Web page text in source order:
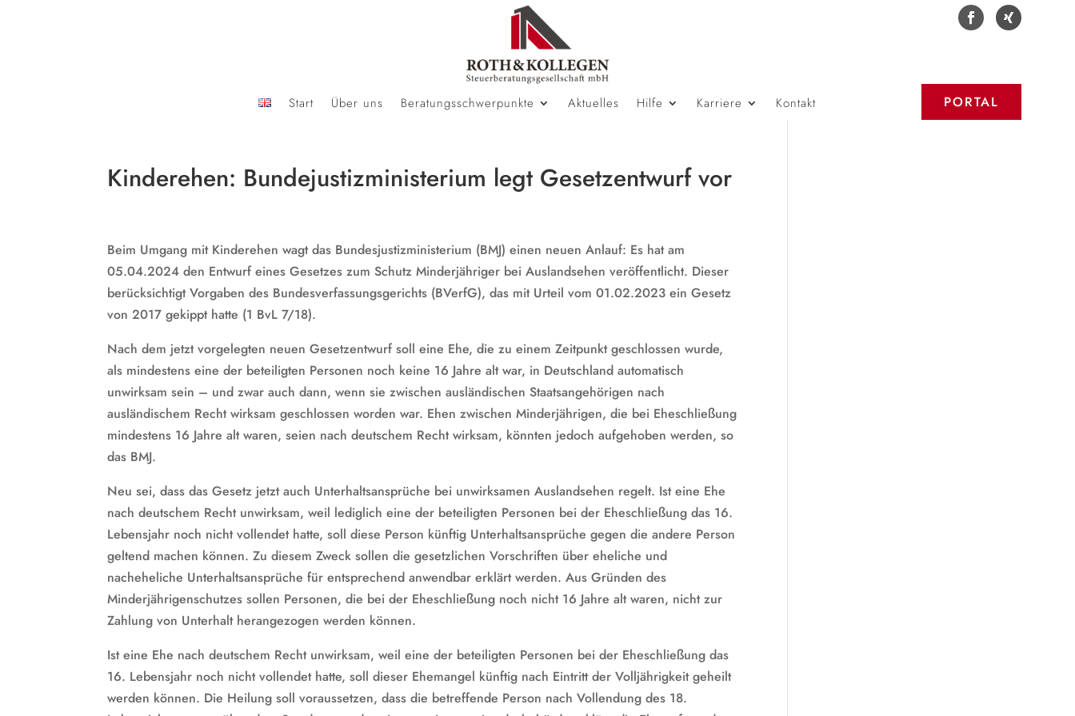
Start Über uns Beratungsschwerpunkte Aktuelles Hilfe Karriere Kontakt PORTAL
Kinderehen: Bundejustizministerium legt Gesetzentwurf vor
Beim Umgang mit Kinderehen wagt das Bundesjustizministerium (BMJ) einen neuen Anlauf: Es hat am
05.04.2024 den Entwurf eines Gesetzes zum Schutz Minderjähriger bei Auslandsehen veröffentlicht. Dieser
berücksichtigt Vorgaben des Bundesverfassungsgerichts (BVerfG), das mit Urteil vom 01.02.2023 ein Gesetz
von 2017 gekippt hatte (1 BvL 7/18).
Nach dem jetzt vorgelegten neuen Gesetzentwurf soll eine Ehe, die zu einem Zeitpunkt geschlossen wurde,
als mindestens eine der beteiligten Personen noch keine 16 Jahre alt war, in Deutschland automatisch
unwirksam sein – und zwar auch dann, wenn sie zwischen ausländischen Staatsangehörigen nach
ausländischem Recht wirksam geschlossen worden war. Ehen zwischen Minderjährigen, die bei Eheschließung
mindestens 16 Jahre alt waren, seien nach deutschem Recht wirksam, könnten jedoch aufgehoben werden, so
das BMJ.
Neu sei, dass das Gesetz jetzt auch Unterhaltsansprüche bei unwirksamen Auslandsehen regelt. Ist eine Ehe
nach deutschem Recht unwirksam, weil lediglich eine der beteiligten Personen bei der Eheschließung das 16.
Lebensjahr noch nicht vollendet hatte, soll diese Person künftig Unterhaltsansprüche gegen die andere Person
geltend machen können. Zu diesem Zweck sollen die gesetzlichen Vorschriften über eheliche und
nacheheliche Unterhaltsansprüche für entsprechend anwendbar erklärt werden. Aus Gründen des
Minderjährigenschutzes sollen Personen, die bei der Eheschließung noch nicht 16 Jahre alt waren, nicht zur
Zahlung von Unterhalt herangezogen werden können.
Ist eine Ehe nach deutschem Recht unwirksam, weil eine der beteiligten Personen bei der Eheschließung das
16. Lebensjahr noch nicht vollendet hatte, soll dieser Ehemangel künftig nach Eintritt der Volljährigkeit geheilt
werden können. Die Heilung soll voraussetzen, dass die betreffende Person nach Vollendung des 18.